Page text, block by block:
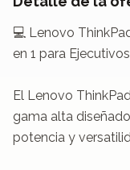
💻 Lenovo
en 1 para Ejecutivos
El Lenovo
gama alta
potencia y